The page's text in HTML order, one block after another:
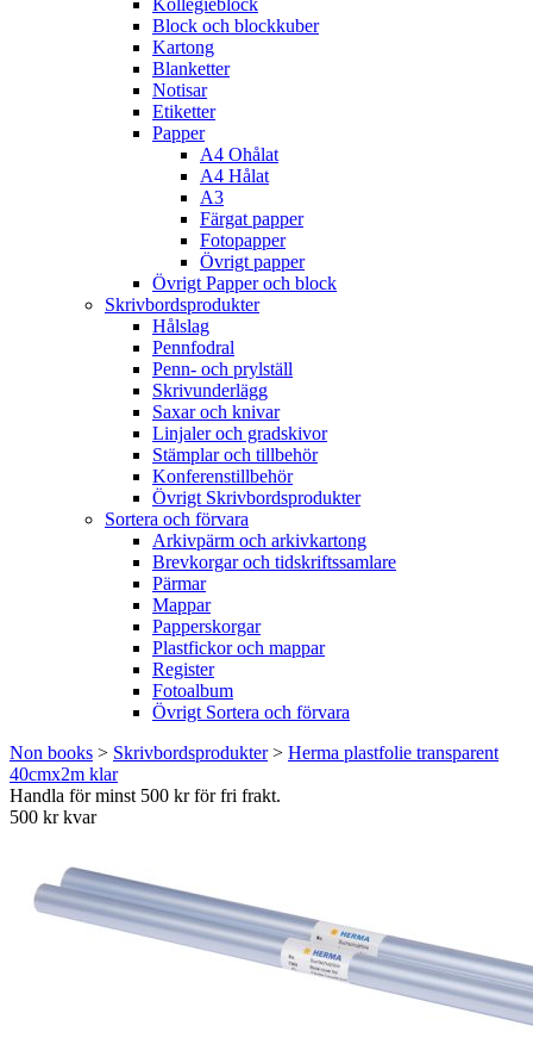
Kollegieblock
Block och blockkuber
Kartong
Blanketter
Notisar
Etiketter
Papper
A4 Ohålat
A4 Hålat
A3
Färgat papper
Fotopapper
Övrigt papper
Övrigt Papper och block
Skrivbordsprodukter
Hålslag
Pennfodral
Penn- och prylställ
Skrivunderlägg
Saxar och knivar
Linjaler och gradskivor
Stämplar och tillbehör
Konferenstillbehör
Övrigt Skrivbordsprodukter
Sortera och förvara
Arkivpärm och arkivkartong
Brevkorgar och tidskriftssamlare
Pärmar
Mappar
Papperskorgar
Plastfickor och mappar
Register
Fotoalbum
Övrigt Sortera och förvara
Non books > Skrivbordsprodukter> Herma plastfolie transparent
40cmx2m klar
Handla för minst 500 kr för fri frakt.
500 kr kvar